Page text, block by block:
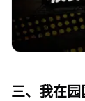
三、我在